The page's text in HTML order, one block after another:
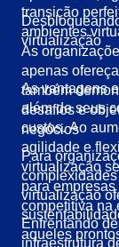
transição
ambientes
As
apenas
também
desafios e
negócios
virtualização
As vantagens
além de seus
custos. Ao
agilidade e
virtualização
para
competitiva na
Para
virtualização
aqueles
Enfrentando
infraestrutura